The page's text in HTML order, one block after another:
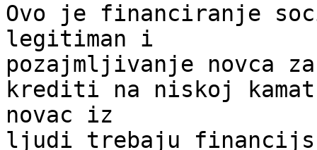
Ovo je financiranje
legitiman i
pozajmljivanje novca
krediti na niskoj
novac iz
ljudi trebaju